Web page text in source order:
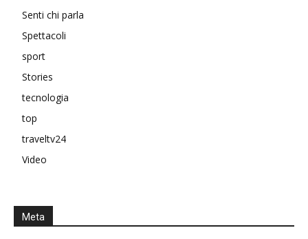
Senti chi parla
Spettacoli
sport
Stories
tecnologia
top
traveltv24
Video
Meta